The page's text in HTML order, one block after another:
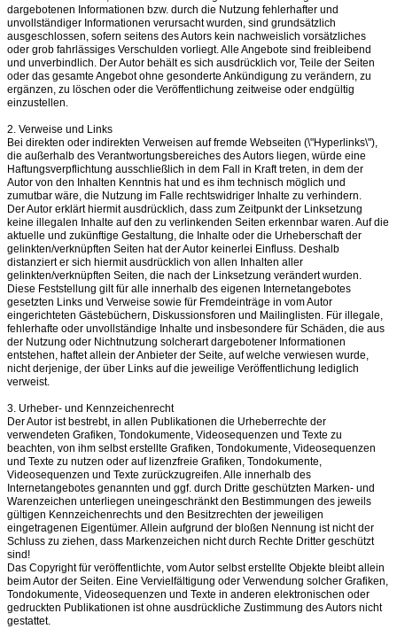
dargebotenen Informationen bzw. durch die Nutzung fehlerhafter und
unvollständiger Informationen verursacht wurden, sind grundsätzlich
ausgeschlossen, sofern seitens des Autors kein nachweislich vorsätzliches
oder grob fahrlässiges Verschulden vorliegt. Alle Angebote sind freibleibend
und unverbindlich. Der Autor behält es sich ausdrücklich vor, Teile der Seiten
oder das gesamte Angebot ohne gesonderte Ankündigung zu verändern, zu
ergänzen, zu löschen oder die Veröffentlichung zeitweise oder endgültig
einzustellen.
2. Verweise und Links
Bei direkten oder indirekten Verweisen auf fremde Webseiten (\"Hyperlinks\"),
die außerhalb des Verantwortungsbereiches des Autors liegen, würde eine
Haftungsverpflichtung ausschließlich in dem Fall in Kraft treten, in dem der
Autor von den Inhalten Kenntnis hat und es ihm technisch möglich und
zumutbar wäre, die Nutzung im Falle rechtswidriger Inhalte zu verhindern.
Der Autor erklärt hiermit ausdrücklich, dass zum Zeitpunkt der Linksetzung
keine illegalen Inhalte auf den zu verlinkenden Seiten erkennbar waren. Auf die
aktuelle und zukünftige Gestaltung, die Inhalte oder die Urheberschaft der
gelinkten/verknüpften Seiten hat der Autor keinerlei Einfluss. Deshalb
distanziert er sich hiermit ausdrücklich von allen Inhalten aller
gelinkten/verknüpften Seiten, die nach der Linksetzung verändert wurden.
Diese Feststellung gilt für alle innerhalb des eigenen Internetangebotes
gesetzten Links und Verweise sowie für Fremdeinträge in vom Autor
eingerichteten Gästebüchern, Diskussionsforen und Mailinglisten. Für illegale,
fehlerhafte oder unvollständige Inhalte und insbesondere für Schäden, die aus
der Nutzung oder Nichtnutzung solcherart dargebotener Informationen
entstehen, haftet allein der Anbieter der Seite, auf welche verwiesen wurde,
nicht derjenige, der über Links auf die jeweilige Veröffentlichung lediglich
verweist.
3. Urheber- und Kennzeichenrecht
Der Autor ist bestrebt, in allen Publikationen die Urheberrechte der
verwendeten Grafiken, Tondokumente, Videosequenzen und Texte zu
beachten, von ihm selbst erstellte Grafiken, Tondokumente, Videosequenzen
und Texte zu nutzen oder auf lizenzfreie Grafiken, Tondokumente,
Videosequenzen und Texte zurückzugreifen. Alle innerhalb des
Internetangebotes genannten und ggf. durch Dritte geschützten Marken- und
Warenzeichen unterliegen uneingeschränkt den Bestimmungen des jeweils
gültigen Kennzeichenrechts und den Besitzrechten der jeweiligen
eingetragenen Eigentümer. Allein aufgrund der bloßen Nennung ist nicht der
Schluss zu ziehen, dass Markenzeichen nicht durch Rechte Dritter geschützt
sind!
Das Copyright für veröffentlichte, vom Autor selbst erstellte Objekte bleibt allein
beim Autor der Seiten. Eine Vervielfältigung oder Verwendung solcher Grafiken,
Tondokumente, Videosequenzen und Texte in anderen elektronischen oder
gedruckten Publikationen ist ohne ausdrückliche Zustimmung des Autors nicht
gestattet.